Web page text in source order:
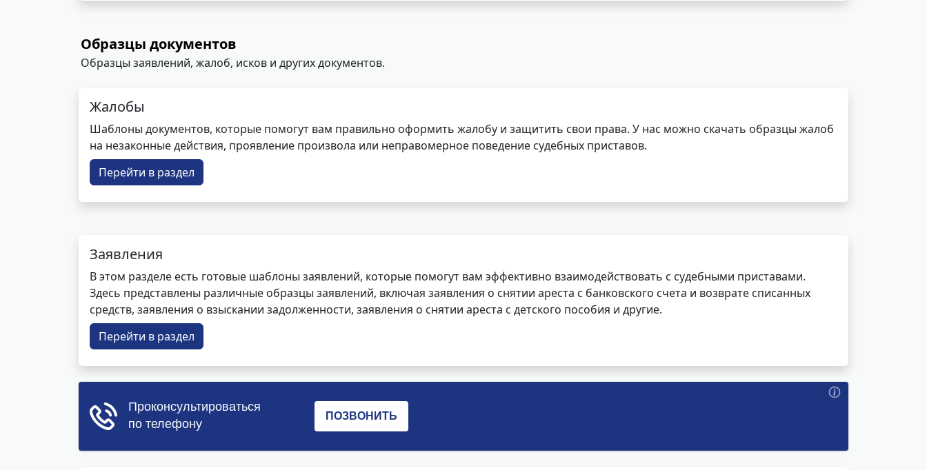
Образцы документов
Образцы заявлений, жалоб, исков и других документов.
Жалобы
Шаблоны документов, которые помогут вам правильно оформить жалобу и защитить свои права. У нас можно скачать образцы жалоб
на незаконные действия, проявление произвола или неправомерное поведение судебных приставов.
Перейти в раздел
Заявления
В этом разделе есть готовые шаблоны заявлений, которые помогут вам эффективно взаимодействовать с судебными приставами.
Здесь представлены различные образцы заявлений, включая заявления о снятии ареста с банковского счета и возврате списанных
средств, заявления о взыскании задолженности, заявления о снятии ареста с детского пособия и другие.
Перейти в раздел